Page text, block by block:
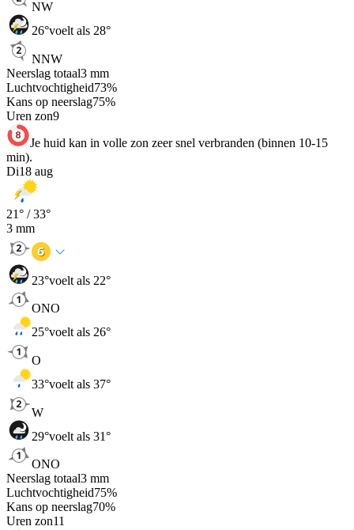
NW
26°voelt als 28°
NNW
Neerslag totaal3 mm
Luchtvochtigheid73%
Kans op neerslag75%
Uren zon9
Je huid kan in volle zon zeer snel verbranden (binnen 10-15
min).
Di18 aug
21° /33°
3 mm
23°voelt als 22°
ONO
25°voelt als 26°
O
33°voelt als 37°
W
29°voelt als 31°
ONO
Neerslag totaal3 mm
Luchtvochtigheid75%
Kans op neerslag70%
Uren zon11